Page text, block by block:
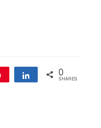
Share 0
SHARES